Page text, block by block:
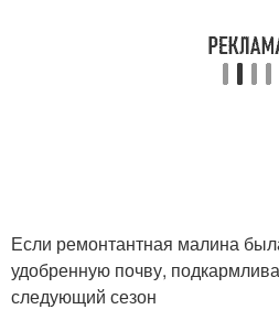
Если ремонтантная малина
удобренную почву,
следующий сезон